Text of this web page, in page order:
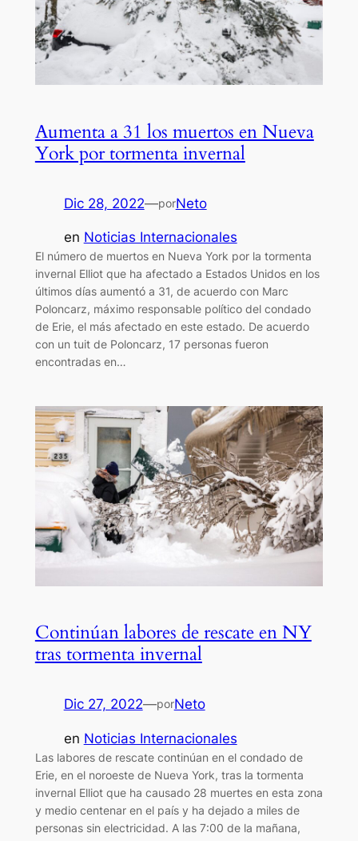
Aumenta a 31 los muertos en Nueva
York por tormenta invernal
Dic 28, 2022—porNeto
en Noticias Internacionales
El número de muertos en Nueva York por la tormenta
invernal Elliot que ha afectado a Estados Unidos en los
últimos días aumentó a 31, de acuerdo con Marc
Poloncarz, máximo responsable político del condado
de Erie, el más afectado en este estado. De acuerdo
con un tuit de Poloncarz, 17 personas fueron
encontradas en…
Continúan labores de rescate en NY
tras tormenta invernal
Dic 27, 2022—porNeto
en Noticias Internacionales
Las labores de rescate continúan en el condado de
Erie, en el noroeste de Nueva York, tras la tormenta
invernal Elliot que ha causado 28 muertes en esta zona
y medio centenar en el país y ha dejado a miles de
personas sin electricidad. A las 7:00 de la mañana,